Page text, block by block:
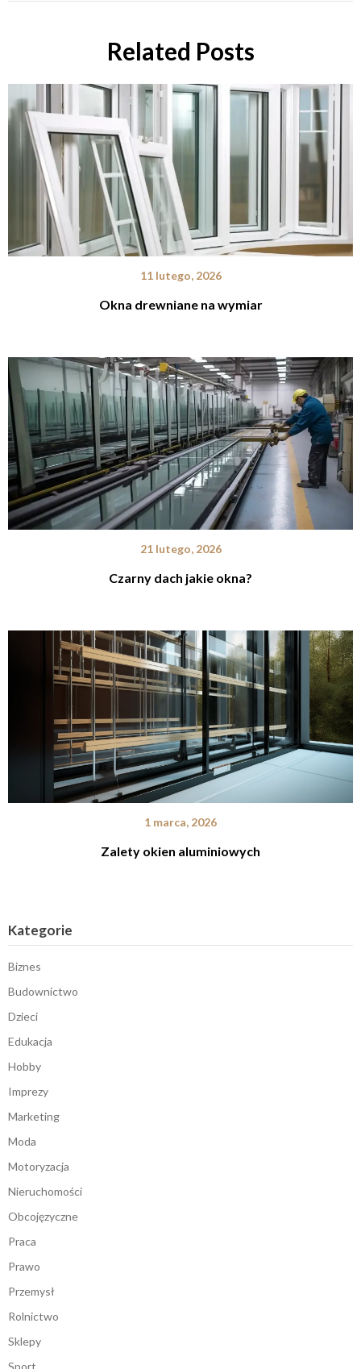
Related Posts
11 lutego, 2026
Okna drewniane na wymiar
21 lutego, 2026
Czarny dach jakie okna?
1 marca, 2026
Zalety okien aluminiowych
Kategorie
Biznes
Budownictwo
Dzieci
Edukacja
Hobby
Imprezy
Marketing
Moda
Motoryzacja
Nieruchomości
Obcojęzyczne
Praca
Prawo
Przemysł
Rolnictwo
Sklepy